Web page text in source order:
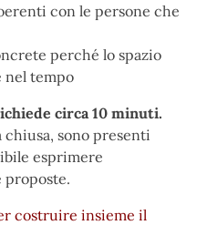
con le persone che
perché lo spazio
nel tempo
circa 10 minuti.
chiusa, sono presenti
esprimere
proposte.
costruire insieme il